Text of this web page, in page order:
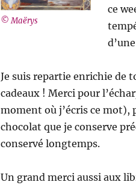
© Maërys
ce
Je suis repartie enrichie de
cadeaux ! Merci pour
moment où j’écris ce mot),
chocolat que je conserve
conservé longtemps.
Un grand merci aussi aux